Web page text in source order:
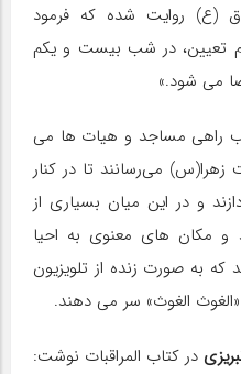
(ع) روایت شده که فرمود
تعیین، در شب بیست و یکم
می شود.»
شب راهی مساجد و هیات ها می
می‌رسانند تا در کنار
و در این میان بسیاری از
و مکان های معنوی به احیا
که به صورت زنده از تلویزیون
الغوث» سر می دهند.
در کتاب المراقبات نوشت: